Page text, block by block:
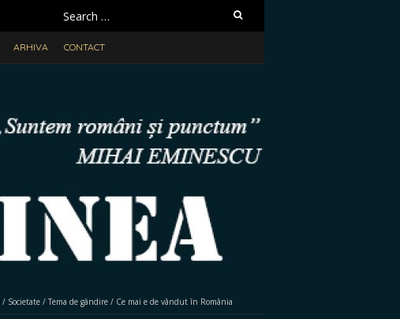
Search
for:
ARHIVA CONTACT
/ Societate / Tema de gândire / Ce mai e de vândut în România